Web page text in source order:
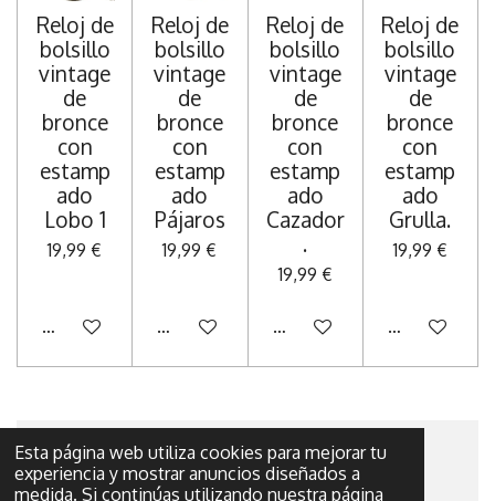
Esta página web utiliza cookies para mejorar tu
experiencia y mostrar anuncios diseñados a
medida. Si continúas utilizando nuestra página
Reloj de
bolsillo
vintage
de
bronce
con
estamp
ado
Lobo 1
19,99 €
Añadir al carrito
Reloj de
bolsillo
vintage
de
bronce
con
estamp
ado
Pájaros
19,99 €
Añadir al carrito
Reloj de
bolsillo
vintage
de
bronce
con
estamp
ado
Cazador
.
19,99 €
Añadir al carrito
Reloj de
bolsillo
vintage
de
bronce
con
estamp
ado
Grulla.
19,99 €
Añadir al
© 2022 - 2026 El tesoro de plata